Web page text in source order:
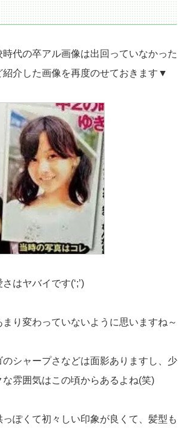
代の卒アル画像は出回っていなかった
紹介した画像を再度のせておきます▼
はヤバイです(‘;’)
り変わっていないように思いますね～
のシャープさなどは面影ありますし、少
な雰囲気はこの頃からあるよね(笑)
ぽくて初々しい印象が良くて、髪型も